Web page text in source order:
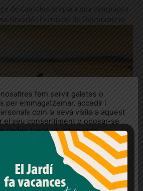
de Cassoles prepara una campanya
situació i l'actuació de l'Ajuntament
a la mare
fem servir galetes o
per emmagatzemar, accedir i
com la seva visita a aquest
el seu consentiment o oposar-se
dades basat en interessos
moment fent clic a "Ajustos de
Política de privacitat en aquest
"acceptar" dones el teu